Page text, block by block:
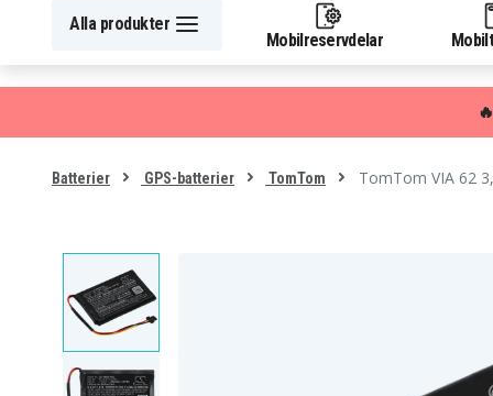
Alla produkter
Mobilreservdelar
Batterier GPS-batterier TomTom TomTom VIA 62